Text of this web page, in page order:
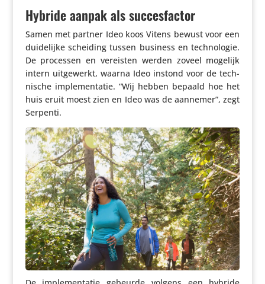
Hybride aanpak als succesfactor
Samen met partner Ideo koos Vitens bewust voor een
duide­lijke scheiding tussen business en tech­no­logie.
De processen en vereisten werden zoveel mogelijk
intern uitge­werkt, waarna Ideo instond voor de tech­
ni­sche imple­men­tatie. “Wij hebben bepaald hoe het
huis eruit moest zien en Ideo was de aannemer”, zegt
Serpenti.